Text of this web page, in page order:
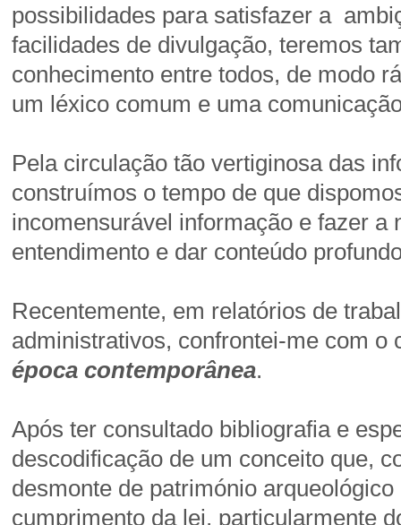
possibilidades para satisfazer a
facilidades de divulgação, teremos
conhecimento entre todos, de modo
um léxico comum e uma
Pela circulação tão vertiginosa das
construímos o tempo de que
incomensurável informação e fazer
entendimento e dar conteúdo
Recentemente, em relatórios de
administrativos, confrontei-me com o
época contemporânea.
Após ter consultado bibliografia e
descodificação de um conceito que,
desmonte de património
cumprimento da lei, particularmente